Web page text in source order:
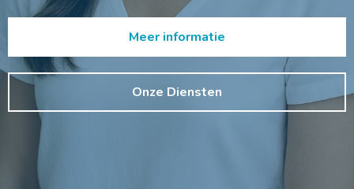
Meer informatie
Onze Diensten